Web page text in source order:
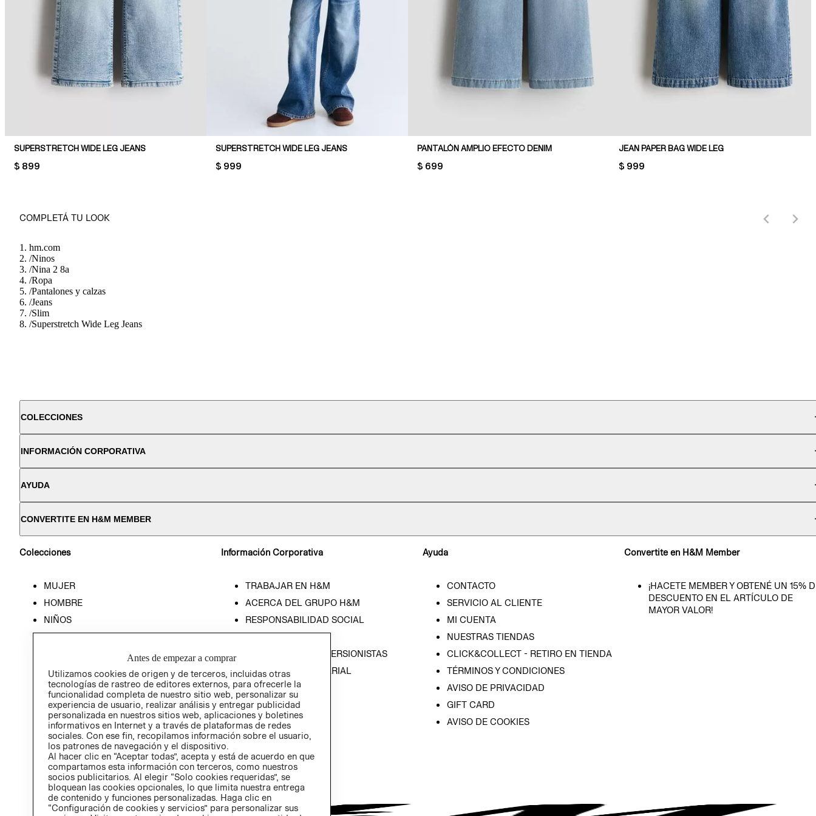
SUPERSTRETCH WIDE LEG JEANS
PRICE:
$ 899
SUPERSTRETCH WIDE LEG JEANS
PRICE:
$ 999
PANTALÓN AMPLIO EFECTO DENIM
PRICE:
$ 699
JEAN PAPER BAG WIDE LEG
PRICE:
$ 999
COMPLETÁ TU LOOK
hm.com
/Ninos
/Nina 2 8a
/Ropa
/Pantalones y calzas
/Jeans
/Slim
/Superstretch Wide Leg Jeans
COLECCIONES
INFORMACIÓN CORPORATIVA
AYUDA
CONVERTITE EN H&M MEMBER
Colecciones
MUJER
HOMBRE
NIÑOS
HOME
Información Corporativa
TRABAJAR EN H&M
ACERCA DEL GRUPO H&M
RESPONSABILIDAD SOCIAL
PRENSA
RELACIÓN CON INVERSIONISTAS
POLÍTICA EMPRESARIAL
Ayuda
CONTACTO
SERVICIO AL CLIENTE
MI CUENTA
NUESTRAS TIENDAS
CLICK&COLLECT - RETIRO EN TIENDA
TÉRMINOS Y CONDICIONES
AVISO DE PRIVACIDAD
GIFT CARD
AVISO DE COOKIES
Convertite en H&M Member
¡HACETE MEMBER Y OBTENÉ UN 15%
DESCUENTO EN EL ARTÍCULO DE
MAYOR VALOR!
Antes de empezar a comprar
Utilizamos cookies de origen y de terceros, incluidas otras
tecnologías de rastreo de editores externos, para ofrecerle la
funcionalidad completa de nuestro sitio web, personalizar su
experiencia de usuario, realizar análisis y entregar publicidad
personalizada en nuestros sitios web, aplicaciones y boletines
informativos en Internet y a través de plataformas de redes
sociales. Con ese fin, recopilamos información sobre el usuario,
los patrones de navegación y el dispositivo.
Al hacer clic en “Aceptar todas”, acepta y está de acuerdo en que
compartamos esta información con terceros, como nuestros
socios publicitarios. Al elegir “Solo cookies requeridas”, se
bloquean las cookies opcionales, lo que limita nuestra entrega
de contenido y funciones personalizadas. Haga clic en
“Configuración de cookies y servicios” para personalizar sus